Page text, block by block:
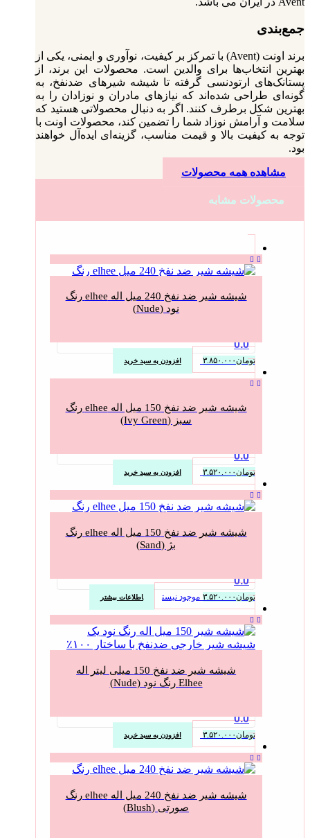
جمع‌بندی
برند اونت (Avent) با تمرکز بر کیفیت، نوآوری و ایمنی، یکی از
بهترین انتخاب‌ها برای والدین است. محصولات این برند، از
پستانک‌های ارتودنسی گرفته تا شیشه‌ شیرهای ضدنفخ، به
گونه‌ای طراحی شده‌اند که نیازهای مادران و نوزادان را به
بهترین شکل برطرف کنند. اگر به دنبال محصولاتی هستید که
سلامت و آرامش نوزاد شما را تضمین کند، محصولات اونت با
توجه به کیفیت بالا و قیمت مناسب، گزینه‌ای ایده‌آل خواهند
بود.
مشاهده همه محصولات
محصولات مشابه
شیشه شیر ضد نفخ 240 میل اله elhee رنگ
نود (Nude)
0.0
تومان۳.۸۵۰.۰۰۰ افزودن به سبد خرید
شیشه شیر ضد نفخ 150 میل اله elhee رنگ
سبز (Ivy Green)
0.0
تومان۳.۵۲۰.۰۰۰ افزودن به سبد خرید
شیشه شیر ضد نفخ 150 میل اله elhee رنگ
بژ (Sand)
0.0
تومان۳.۵۲۰.۰۰۰ موجود نیست اطلاعات بیشتر
شیشه شیر ضد نفخ 150 میلی لیتر اله
Elhee رنگ نود (Nude)
0.0
تومان۳.۵۲۰.۰۰۰ افزودن به سبد خرید
شیشه شیر ضد نفخ 240 میل اله elhee رنگ
صورتی (Blush)